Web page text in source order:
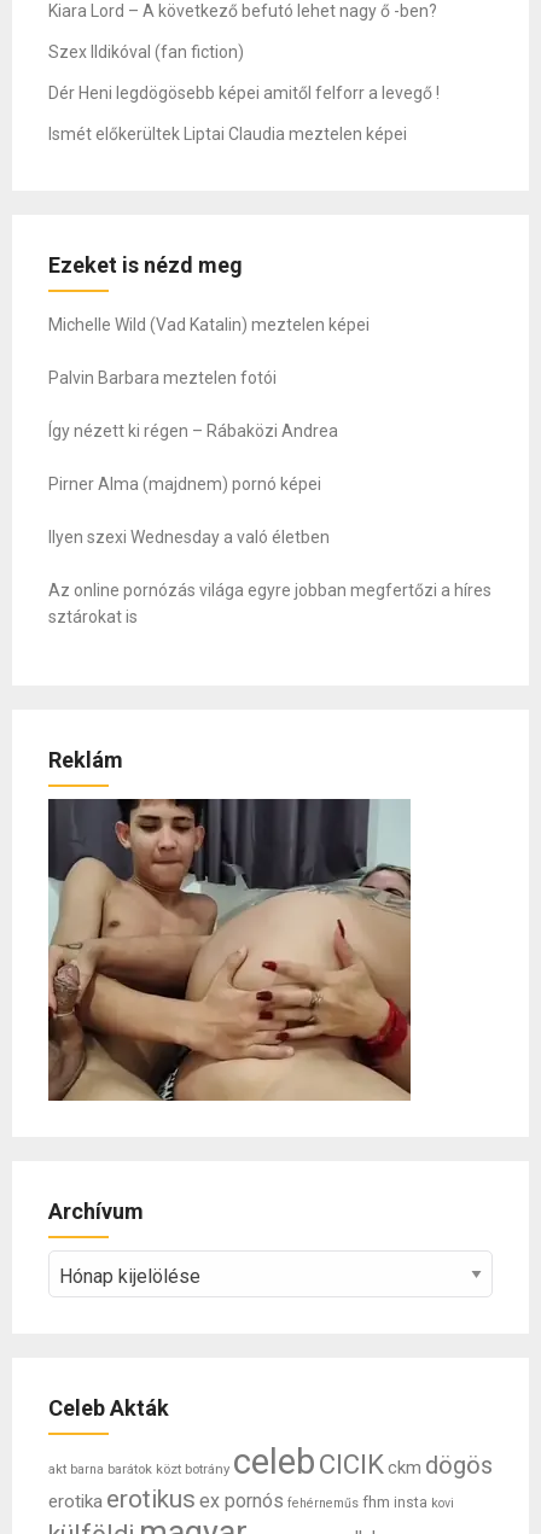
Kiara Lord – A következő befutó lehet nagy ő -ben?
Szex Ildikóval (fan fiction)
Dér Heni legdögösebb képei amitől felforr a levegő !
Ismét előkerültek Liptai Claudia meztelen képei
Ezeket is nézd meg
Michelle Wild (Vad Katalin) meztelen képei
Palvin Barbara meztelen fotói
Így nézett ki régen – Rábaközi Andrea
Pirner Alma (majdnem) pornó képei
Ilyen szexi Wednesday a való életben
Az online pornózás világa egyre jobban megfertőzi a híres
sztárokat is
Reklám
Archívum
Archívum
Celeb Akták
akt barna barátok közt botrány celebCICIKckm dögös
erotika erotikus ex pornós fehérneműs fhm insta kovi